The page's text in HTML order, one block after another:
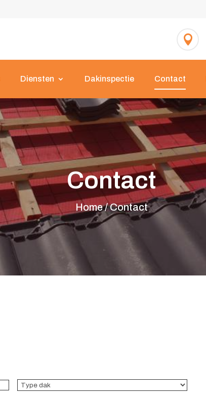

Diensten Dakinspectie Contact
Contact
Home /Contact
Type